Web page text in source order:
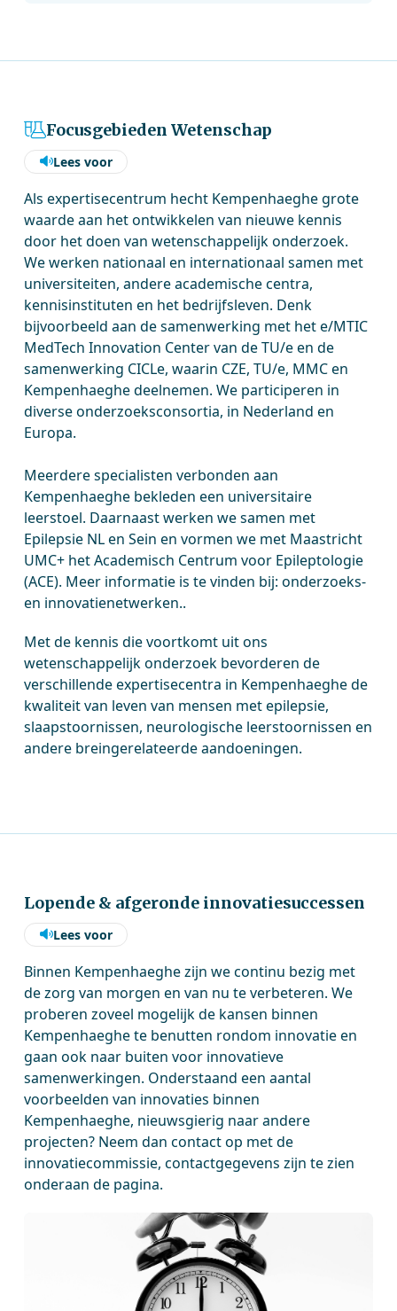
Focusgebieden Wetenschap
Lees voor
Als expertisecentrum hecht Kempenhaeghe grote
waarde aan het ontwikkelen van nieuwe kennis
door het doen van wetenschappelijk onderzoek.
We werken nationaal en internationaal samen met
universiteiten, andere academische centra,
kennisinstituten en het bedrijfsleven. Denk
bijvoorbeeld aan de samenwerking met het e/MTIC
MedTech Innovation Center van de TU/e en de
samenwerking CICLe, waarin CZE, TU/e, MMC en
Kempenhaeghe deelnemen. We participeren in
diverse onderzoeksconsortia, in Nederland en
Europa.
Meerdere specialisten verbonden aan
Kempenhaeghe bekleden een universitaire
leerstoel. Daarnaast werken we samen met
Epilepsie NL en Sein en vormen we met Maastricht
UMC+ het Academisch Centrum voor Epileptologie
(ACE). Meer informatie is te vinden bij: onderzoeks-
en innovatienetwerken..
Met de kennis die voortkomt uit ons
wetenschappelijk onderzoek bevorderen de
verschillende expertisecentra in Kempenhaeghe de
kwaliteit van leven van mensen met epilepsie,
slaapstoornissen, neurologische leerstoornissen en
andere breingerelateerde aandoeningen.
Lopende & afgeronde innovatiesuccessen
Lees voor
Binnen Kempenhaeghe zijn we continu bezig met
de zorg van morgen en van nu te verbeteren. We
proberen zoveel mogelijk de kansen binnen
Kempenhaeghe te benutten rondom innovatie en
gaan ook naar buiten voor innovatieve
samenwerkingen. Onderstaand een aantal
voorbeelden van innovaties binnen
Kempenhaeghe, nieuwsgierig naar andere
projecten? Neem dan contact op met de
innovatiecommissie, contactgegevens zijn te zien
onderaan de pagina.